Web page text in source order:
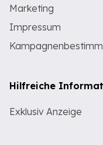
Marketing
Impressum
Hilfreiche
Exklusiv Anzeige